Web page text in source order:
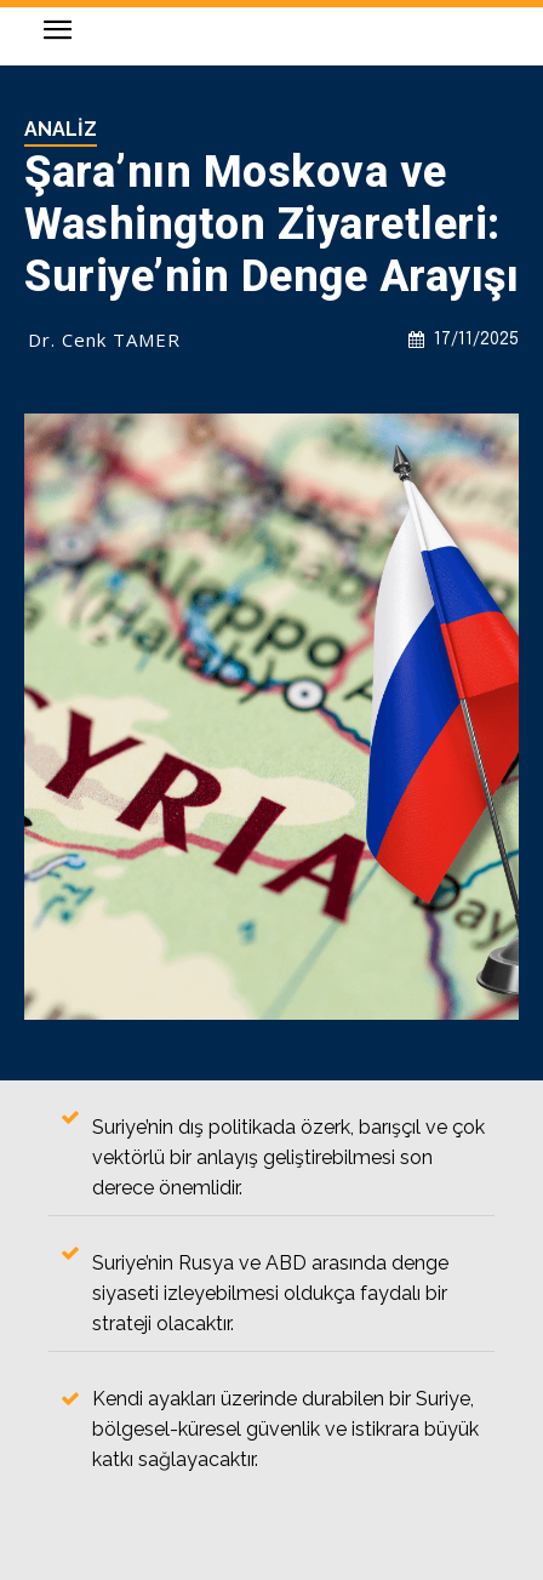
ANALIZ
Şara’nın Moskova ve
Washington Ziyaretleri:
Suriye’nin Denge Arayışı
17/11/2025
Dr. Cenk TAMER
Suriye’nin dış politikada özerk, barışçıl ve çok
vektörlü bir anlayış geliştirebilmesi son
derece önemlidir.
Suriye’nin Rusya ve ABD arasında denge
siyaseti izleyebilmesi oldukça faydalı bir
strateji olacaktır.
Kendi ayakları üzerinde durabilen bir Suriye,
bölgesel-küresel güvenlik ve istikrara büyük
katkı sağlayacaktır.